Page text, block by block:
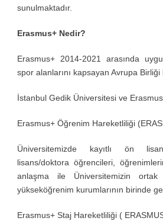
sunulmaktadır.
Erasmus+ Nedir?
Erasmus+ 2014-2021 arasında
spor alanlarını kapsayan Avrupa Birliği
İstanbul Gedik Üniversitesi ve
Erasmus+ Öğrenim Hareketliliği
Üniversitemizde kayıtlı ön
lisans/doktora öğrencileri,
anlaşma ile Üniversitemizin ortak
yükseköğrenim kurumlarının birinde
Erasmus+ Staj Hareketliliği (